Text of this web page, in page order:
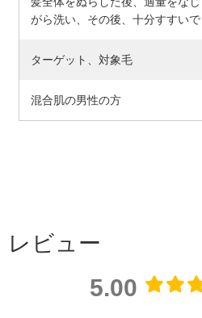
がら洗い、その後、十分すすいで
ターゲット、対象毛
混合肌の男性の方
レビュー
5.00